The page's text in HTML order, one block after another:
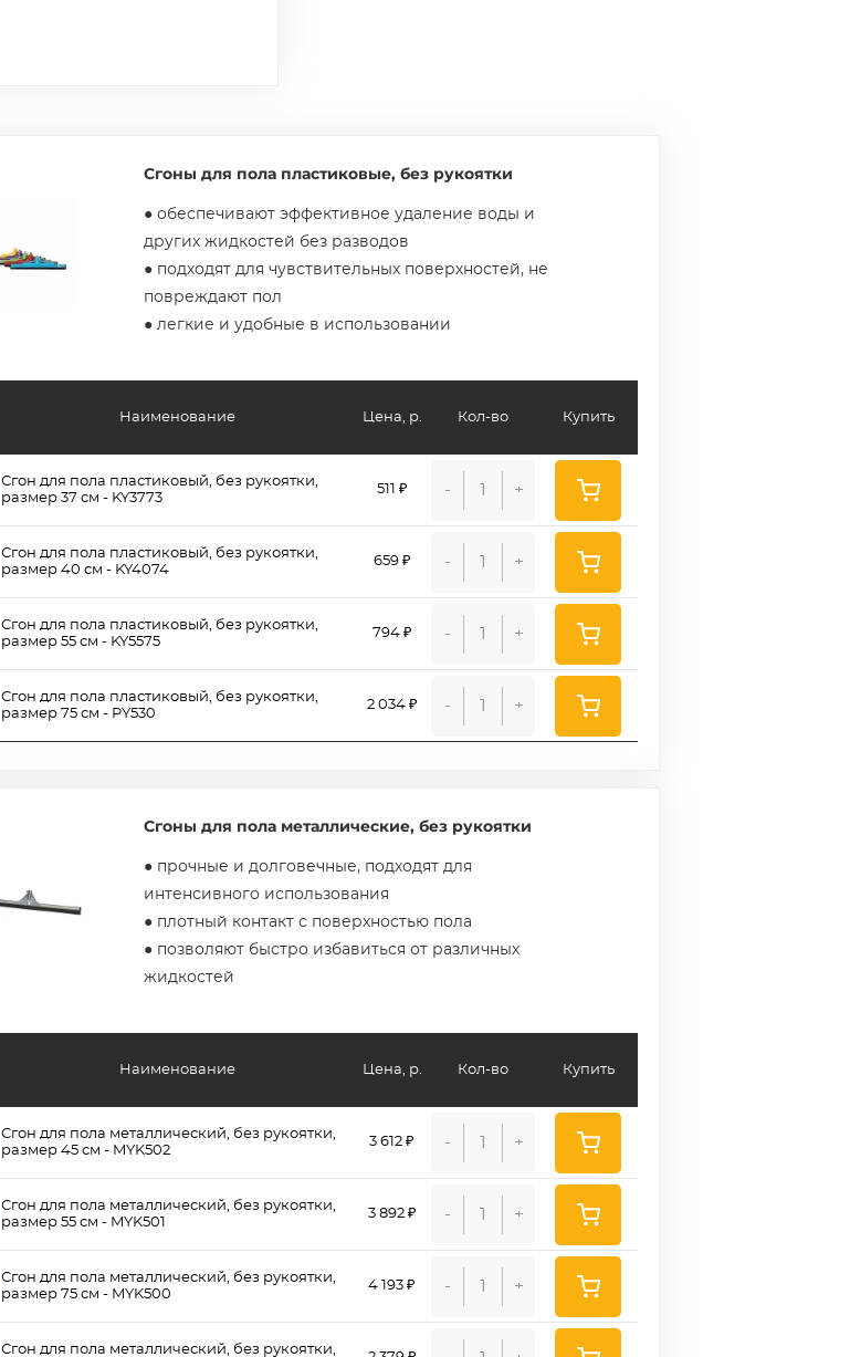
Сгоны для пола пластиковые, без рукоятки
● обеспечивают эффективное удаление воды и
других жидкостей без разводов
● подходят для чувствительных поверхностей, не
повреждают пол
● легкие и удобные в использовании
Наименование
Сгон для пола пластиковый, без рукоятки,
размер 37 см - KY3773
Сгон для пола пластиковый, без рукоятки,
размер 40 см - KY4074
Сгон для пола пластиковый, без рукоятки,
размер 55 см - KY5575
Сгон для пола пластиковый, без рукоятки,
размер 75 см - PY530
Цена, р.
511 ₽
659 ₽
794 ₽
2 034 ₽
Кол-во
- +
- +
- +
- +
Купить
Сгоны для пола металлические, без рукоятки
● прочные и долговечные, подходят для
интенсивного использования
● плотный контакт с поверхностью пола
● позволяют быстро избавиться от различных
жидкостей
Наименование
Сгон для пола металлический, без рукоятки,
размер 45 см - MYK502
Сгон для пола металлический, без рукоятки,
размер 55 см - MYK501
Сгон для пола металлический, без рукоятки,
размер 75 см - MYK500
Сгон для пола металлический, без рукоятки,
Цена, р.
3 612 ₽
3 892 ₽
4 193 ₽
Кол-во
- +
- +
- +
Купить